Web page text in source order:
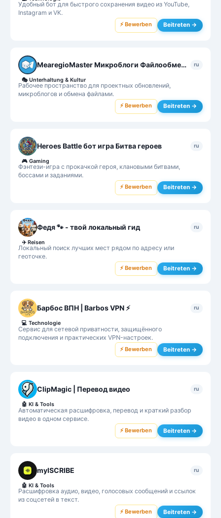
Удобный бот для быстрого сохранения видео из YouTube,
Instagram и VK.
⚡ Bewerben Beitreten →
MearegioMaster Микроблоги Файлообменная сеть ru
Рабочее пространство для проектных обновлений,
микроблогов и обмена файлами.
🎭 Unterhaltung & Kultur
⚡ Bewerben Beitreten →
Heroes Battle бот игра Битва героев ru
Фэнтези-игра с прокачкой героя, клановыми битвами,
боссами и заданиями.
🎮 Gaming
⚡ Bewerben Beitreten →
Федя 🐾 - твой локальный гид ru
Локальный поиск лучших мест рядом по адресу или
геоточке.
✈️ Reisen
⚡ Bewerben Beitreten →
Барбос ВПН | Barbos VPN ⚡ ru
Сервис для сетевой приватности, защищённого
подключения и практических VPN-настроек.
💻 Technologie
⚡ Bewerben Beitreten →
ClipMagic | Перевод видео ru
Автоматическая расшифровка, перевод и краткий разбор
видео в одном сервисе.
🤖 KI & Tools
⚡ Bewerben Beitreten →
myISCRIBE ru
Расшифровка аудио, видео, голосовых сообщений и ссылок
из соцсетей в текст.
🤖 KI & Tools
⚡ Bewerben Beitreten →